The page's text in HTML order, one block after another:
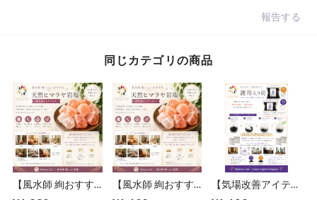
報告する
同じカテゴリの商品
【風水師 絢おすす
【風水師 絢おすす
【気場改善アイテ